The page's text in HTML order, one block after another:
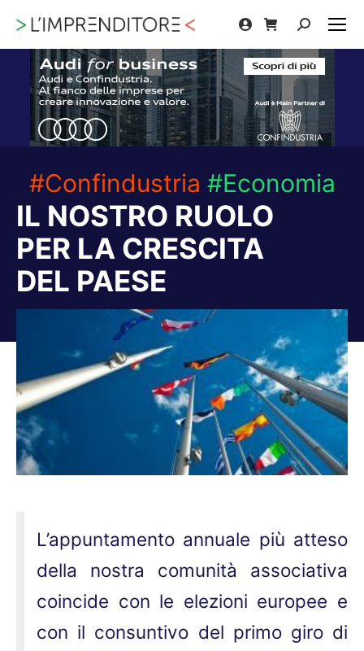
Cerca:
#Confindustria #Economia
IL NOSTRO RUOLO
PER LA CRESCITA
DEL PAESE
Tu sei qui:
L’appuntamento annuale più atteso
della nostra comunità associativa
coincide con le elezioni europee e
con il consuntivo del primo giro di